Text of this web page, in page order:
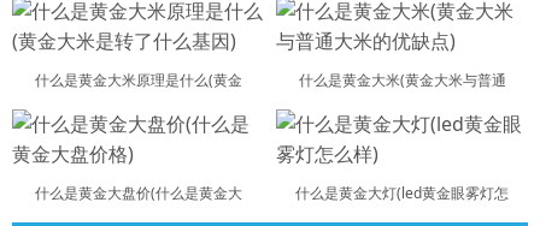
什么是黄金大米原理是什么(黄金 什么是黄金大米(黄金大米与普通
什么是黄金大盘价(什么是黄金大 什么是黄金大灯(led黄金眼雾灯怎